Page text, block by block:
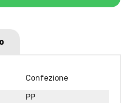
Confezione
PP